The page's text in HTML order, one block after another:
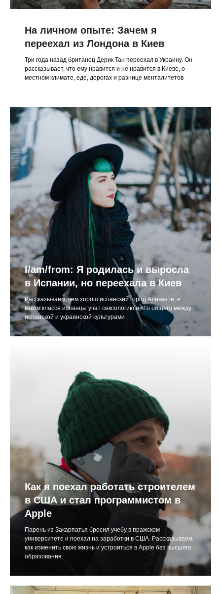
На личном опыте: Зачем я
переехал из Лондона в Киев
Три года назад британец Дерик Тан переехал в Украину. Он
рассказывает, что ему нравится и не нравится в Киеве, о
местном климате, еде, дорогах и разнице менталитетов
I/am/from: Я родилась и выросла
в Испании, но переехала в Киев
Рассказываем, чем хорош испанский город Аликанте, в
каком классе испанцы учат сексологию и что общего между
испанской и украинской культурами
Как я поехал работать строителем
в США и стал программистом в
Apple
Парень из Закарпатья бросил учебу в пражском
университете и поехал на заработки в США. Рассказываем,
как изменить свою жизнь и устроиться в Apple без высшего
образования